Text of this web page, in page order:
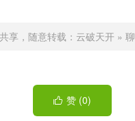
享，随意转载： 云破天开 »
 赞 (0)